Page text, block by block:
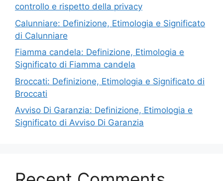
controllo e rispetto della privacy
Calunniare: Definizione, Etimologia e Significato
di Calunniare
Fiamma candela: Definizione, Etimologia e
Significato di Fiamma candela
Broccati: Definizione, Etimologia e Significato di
Broccati
Avviso Di Garanzia: Definizione, Etimologia e
Significato di Avviso Di Garanzia